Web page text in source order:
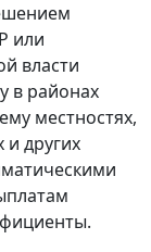
или
власти
в районах
местностях,
других